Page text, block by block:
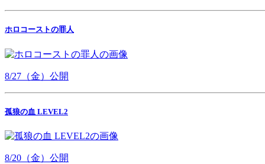
ホロコーストの罪人
8/27（金）公開
孤狼の血 LEVEL2
8/20（金）公開